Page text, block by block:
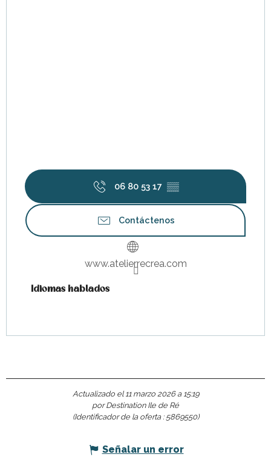
06 80 53 17 ▒▒
Contáctenos
www.atelierrecrea.com
Idiomas hablados
Idiomas hablados
Actualizado el 11 marzo 2026 a 15:19
por Destination Ile de Ré
(Identificador de la oferta : 5869550)
Señalar un error